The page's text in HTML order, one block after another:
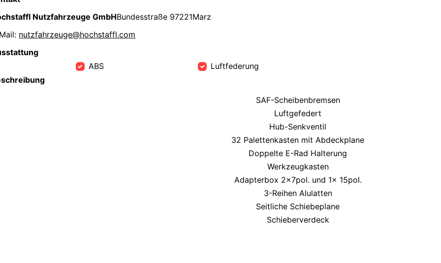
Nutzfahrzeuge GmbHBundesstraße 97221Marz
nutzfahrzeuge@hochstaffl.com
ABS
Luftfederung
SAF-Scheibenbremsen
Luftgefedert
Hub-Senkventil
32 Palettenkasten mit Abdeckplane
Doppelte E-Rad Halterung
Werkzeugkasten
Adapterbox 2x7pol. und 1x 15pol.
3-Reihen Alulatten
Seitliche Schiebeplane
Schieberverdeck